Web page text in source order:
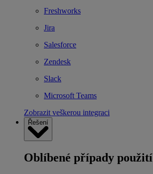
Freshworks
Jira
Salesforce
Zendesk
Slack
Microsoft Teams
Zobrazit veškerou integraci
Řešení
Oblíbené případy použití